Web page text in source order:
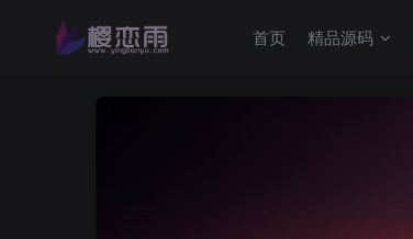
首页 精品源码